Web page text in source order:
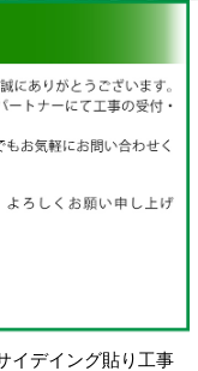
イデイング貼り工事